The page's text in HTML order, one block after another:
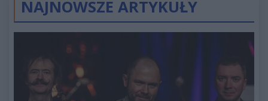
NAJNOWSZE ARTYKUŁY